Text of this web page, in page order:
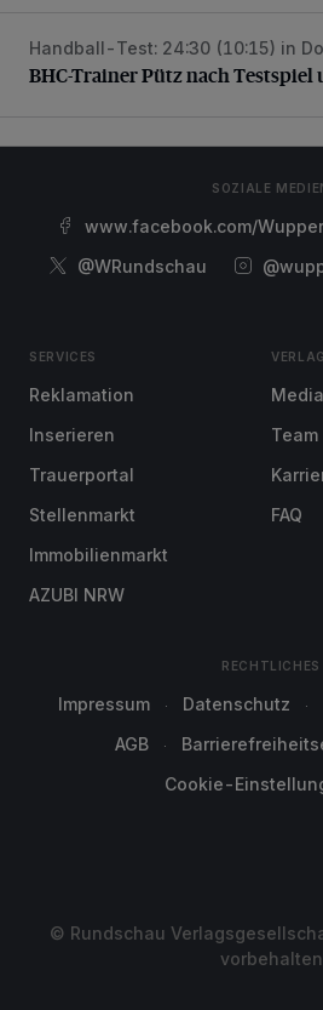
BHC-Trainer Pütz nach Testspiel
Handball-Test: 24:30 (10:15) in
BHC-Trainer Pütz nach
SOZIALE
www.facebook.com/
@WRundschau
SERVICES
Reklamation
Inserieren
Trauerportal
Stellenmarkt
Immobilienmarkt
AZUBI NRW
VERLAG
Team
FAQ
RECHTLICHES
Impressum Datenschutz
AGB
Cookie-
© Rundschau
vorbehalten